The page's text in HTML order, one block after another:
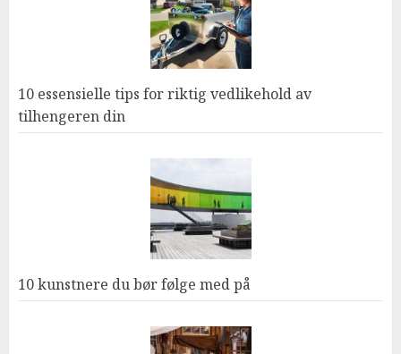
10 essensielle tips for riktig vedlikehold av
tilhengeren din
10 kunstnere du bør følge med på